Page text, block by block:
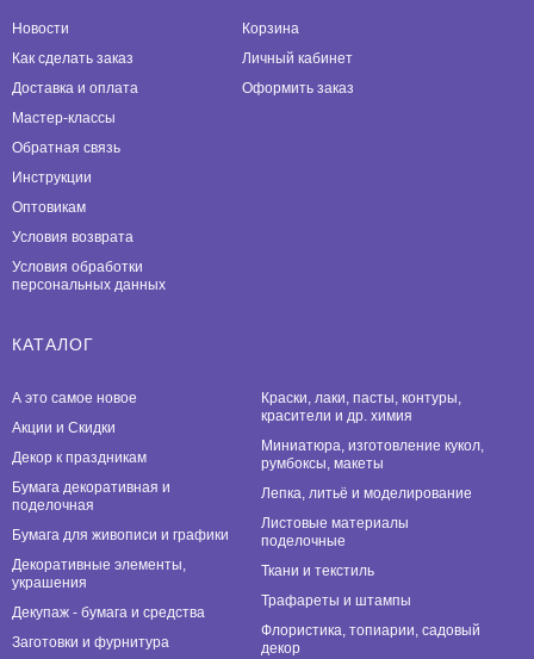
Новости
Как сделать заказ
Доставка и оплата
Мастер-классы
Обратная связь
Инструкции
Оптовикам
Условия возврата
Условия обработки
персональных данных
Корзина
Личный кабинет
Оформить заказ
КАТАЛОГ
А это самое новое
Акции и Скидки
Декор к праздникам
Бумага декоративная и
поделочная
Бумага для живописи и графики
Декоративные элементы,
украшения
Декупаж - бумага и средства
Заготовки и фурнитура
Краски, лаки, пасты, контуры,
красители и др. химия
Миниатюра, изготовление кукол,
румбоксы, макеты
Лепка, литьё и моделирование
Листовые материалы
поделочные
Ткани и текстиль
Трафареты и штампы
Флористика, топиарии, садовый
декор